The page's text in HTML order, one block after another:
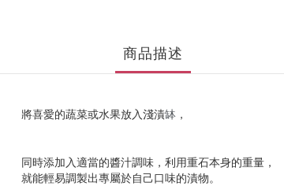
商品描述
將喜愛的蔬菜或水果放入淺漬缽 ，
同時添加入適當的醬汁調味，利用重石本身的重量，
就能輕易調製出專屬於自己口味的漬物。